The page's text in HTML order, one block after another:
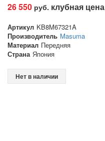
26 550 руб. клубная цена
Артикул KB8M67321A
Производитель Masuma
Материал Передняя
Страна Япония
Нет в наличии